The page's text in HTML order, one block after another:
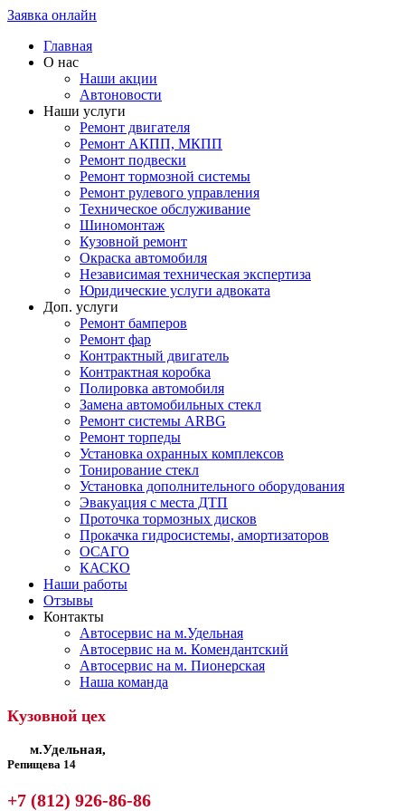
Заявка онлайн
Главная
О нас
Наши акции
Автоновости
Наши услуги
Ремонт двигателя
Ремонт АКПП, МКПП
Ремонт подвески
Ремонт тормозной системы
Ремонт рулевого управления
Техническое обслуживание
Шиномонтаж
Кузовной ремонт
Окраска автомобиля
Независимая техническая экспертиза
Юридические услуги адвоката
Доп. услуги
Ремонт бамперов
Ремонт фар
Контрактный двигатель
Контрактная коробка
Полировка автомобиля
Замена автомобильных стекл
Ремонт системы ARBG
Ремонт торпеды
Установка охранных комплексов
Тонирование стекл
Установка дополнительного оборудования
Эвакуация с места ДТП
Проточка тормозных дисков
Прокачка гидросистемы, амортизаторов
ОСАГО
КАСКО
Наши работы
Отзывы
Контакты
Автосервис на м.Удельная
Автосервис на м. Комендантский
Автосервис на м. Пионерская
Наша команда
Кузовной цех
м.Удельная,
Репищева 14
+7 (812) 926-86-86